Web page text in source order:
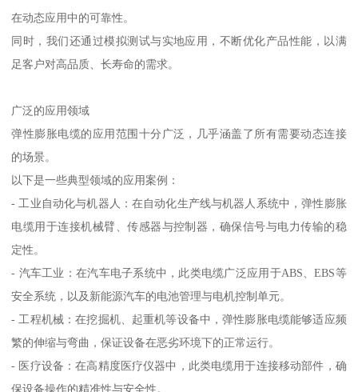
在动态应用中的可靠性。
同时，我们还通过模拟测试与实地应用，不断优化产品性能，以满
足客户对高品质、长寿命的需求。
广泛的应用领域
弹性膨胀电缆的应用范围十分广泛，几乎涵盖了所有需要动态连接
的场景。
以下是一些典型领域的应用案例：
- 工业自动化与机器人：在自动化生产线与机器人系统中，弹性膨胀
电缆用于连接机械臂、传感器与控制器，确保信号与电力传输的稳
定性。
- 汽车工业：在汽车电子系统中，此类电缆广泛应用于ABS、EBS等
安全系统，以及新能源汽车的电池管理与电机控制单元。
- 工程机械：在挖掘机、起重机等设备中，弹性膨胀电缆能够适应频
繁的伸缩与弯曲，保证设备在恶劣环境下的正常运行。
- 医疗设备：在高精度医疗仪器中，此类电缆用于连接移动部件，确
保设备操作的精准性与安全性。